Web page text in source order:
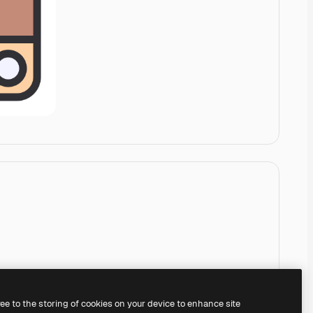
to the storing of cookies on your device to enhance site